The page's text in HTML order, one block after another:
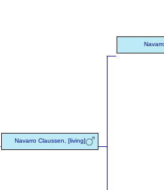
Navarro Claussen, [living]